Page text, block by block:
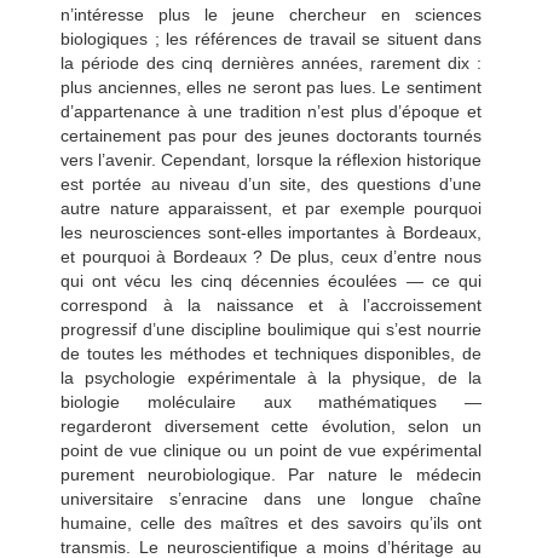
n’intéresse plus le jeune chercheur en sciences
biologiques ; les références de travail se situent dans
la période des cinq dernières années, rarement dix :
plus anciennes, elles ne seront pas lues. Le sentiment
d’appartenance à une tradition n’est plus d’époque et
certainement pas pour des jeunes doctorants tournés
vers l’avenir. Cependant, lorsque la réflexion historique
est portée au niveau d’un site, des questions d’une
autre nature apparaissent, et par exemple pourquoi
les neurosciences sont-ellesimportantes à Bordeaux,
et pourquoi à Bordeaux ? De plus, ceux d’entre nous
qui ont vécu les cinq décennies écoulées — ce qui
correspond à la naissance et à l’accroissement
progressif d’une discipline boulimique qui s’est nourrie
de toutes les méthodes et techniques disponibles, de
la psychologie expérimentale à la physique, de la
biologie moléculaire aux mathématiques —
regarderont diversement cette évolution, selon un
point de vue clinique ou un point de vue expérimental
purement neurobiologique. Par nature le médecin
universitaire s’enracine dans une longue chaîne
humaine, celle des maîtres et des savoirs qu’ils ont
transmis. Le neuroscientifique a moins d’héritage au